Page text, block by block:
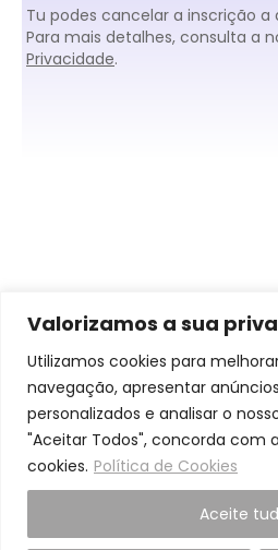
Valorizamos a sua
Utilizamos cookies para
navegação, apresentar
personalizados e analisar o
"Aceitar Todos", concorda com
cookies. Política de Cookies
Aceite
Tu podes cancelar a inscrição
Para mais detalhes, consulta a
Privacidade.
O que